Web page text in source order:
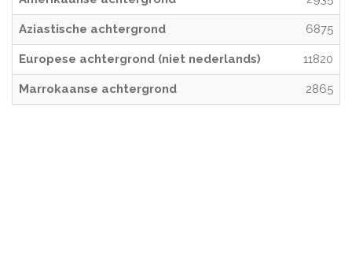
Aziastische achtergrond 6875
Europese achtergrond (niet nederlands) 11820
Marrokaanse achtergrond 2865